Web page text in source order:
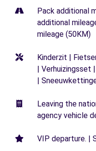
Pack additional
additional
mileage (50KM)
Kinderzit |
| Verhuizingsset
|
Leaving the
agency vehicle
VIP departure. |